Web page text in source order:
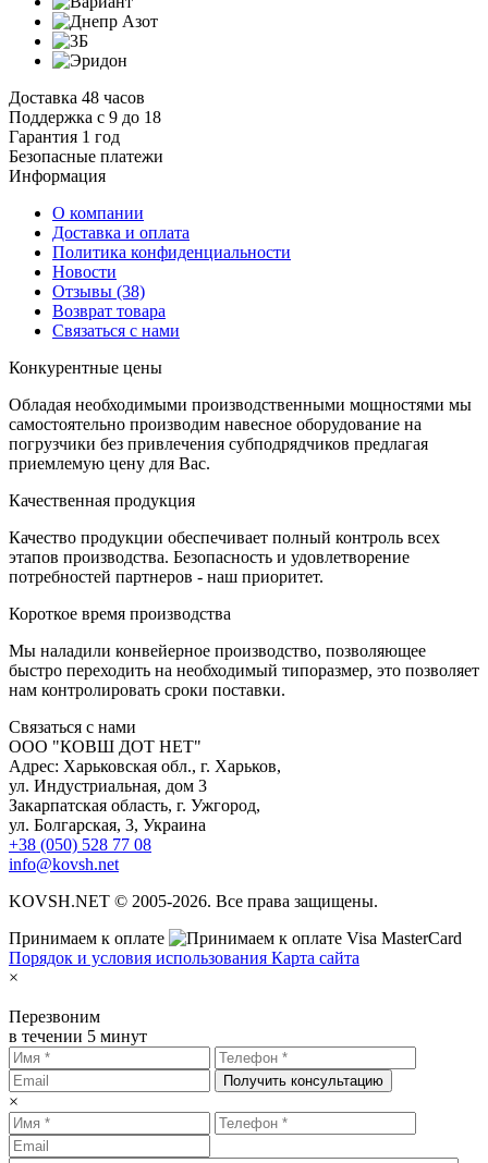
Доставка 48 часов
Поддержка с 9 до 18
Гарантия 1 год
Безопасные платежи
Информация
О компании
Доставка и оплата
Политика конфиденциальности
Новости
Отзывы (38)
Возврат товара
Связаться с нами
Конкурентные цены
Обладая необходимыми производственными мощностями мы
самостоятельно производим навесное оборудование на
погрузчики без привлечения субподрядчиков предлагая
приемлемую цену для Вас.
Качественная продукция
Качество продукции обеспечивает полный контроль всех
этапов производства. Безопасность и удовлетворение
потребностей партнеров - наш приоритет.
Короткое время производства
Мы наладили конвейерное производство, позволяющее
быстро переходить на необходимый типоразмер, это позволяет
нам контролировать сроки поставки.
Связаться с нами
ООО "КОВШ ДОТ НЕТ"
Адрес: Харьковская обл., г. Харьков,
ул. Индустриальная, дом 3
Закарпатская область, г. Ужгород,
ул. Болгарская, 3, Украина
+38 (050) 528 77 08
info@kovsh.net
KOVSH.NET © 2005-2026. Все права защищены.
Принимаем к оплате
Порядок и условия использования Карта сайта
×
Перезвоним
в течении 5 минут
Получить консультацию
×